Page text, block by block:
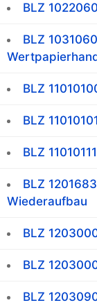
BLZ
BLZ
BLZ
BLZ
BLZ
BLZ
Wiederaufbau
BLZ
BLZ
BLZ